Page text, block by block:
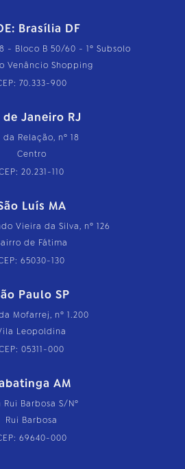
Brasília DF
- Bloco B 50/60 - 1º Subsolo
Venâncio Shopping
70.333-900
de Janeiro RJ
da Relação, nº 18
Centro
20.231-110
Luís MA
Vieira da Silva, nº 126
de Fátima
65030-130
Paulo SP
Mofarrej, nº 1.200
Leopoldina
05311-000
AM
Rui Barbosa S/Nº
Rui Barbosa
69640-000